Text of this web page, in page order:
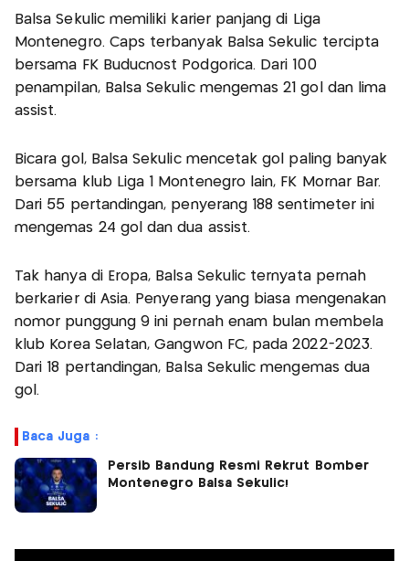
Balsa Sekulic memiliki karier panjang di Liga
Montenegro. Caps terbanyak Balsa Sekulic tercipta
bersama FK Buducnost Podgorica. Dari 100
penampilan, Balsa Sekulic mengemas 21 gol dan lima
assist.
Bicara gol, Balsa Sekulic mencetak gol paling banyak
bersama klub Liga 1 Montenegro lain, FK Mornar Bar.
Dari 55 pertandingan, penyerang 188 sentimeter ini
mengemas 24 gol dan dua assist.
Tak hanya di Eropa, Balsa Sekulic ternyata pernah
berkarier di Asia. Penyerang yang biasa mengenakan
nomor punggung 9 ini pernah enam bulan membela
klub Korea Selatan, Gangwon FC, pada 2022-2023.
Dari 18 pertandingan, Balsa Sekulic mengemas dua
gol.
Baca Juga :
Persib Bandung Resmi Rekrut Bomber
Montenegro Balsa Sekulic!